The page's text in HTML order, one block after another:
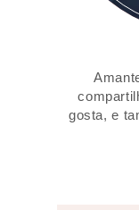
gosta, e